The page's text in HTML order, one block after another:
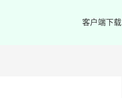
客户端下载